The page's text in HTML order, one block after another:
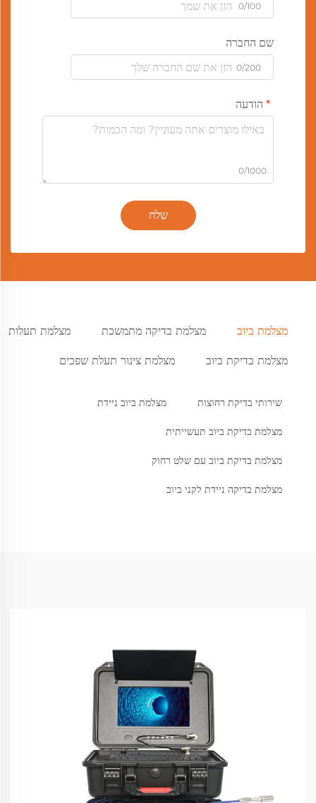
0/100
שם החברה
0/200
הודעה
0/1000
שלח
מצלמת ביוב מצלמת בדיקה מתמשכת מצלמת תעלות
מצלמת בדיקת ביוב מצלמת צינור תעלת שפכים
שירותי בדיקת רחוצות מצלמת ביוב ניידת
מצלמת בדיקת ביוב תעשייתית
מצלמת בדיקת ביוב עם שלט רחוק
מצלמת בדיקה ניידת לקני ביוב